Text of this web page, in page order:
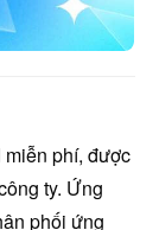
phí, được
ty. Ứng
phối ứng